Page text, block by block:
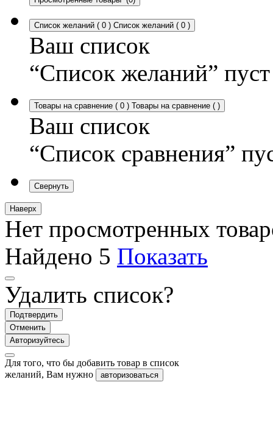
Список желаний ( 0 ) Список желаний ( 0 )
Ваш список
“Список желаний” пуст
Товары на сравнение ( 0 ) Товары на сравнение ( )
Ваш список
“Список сравнения”
Свернуть
Наверх
Нет просмотренных
Найдено 5 Показать
Удалить список?
Подтвердить
Отменить
Авторизуйтесь
Для того, что бы добавить товар в список
желаний, Вам нужно
авторизоваться